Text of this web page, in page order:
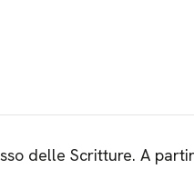
delle Scritture. A